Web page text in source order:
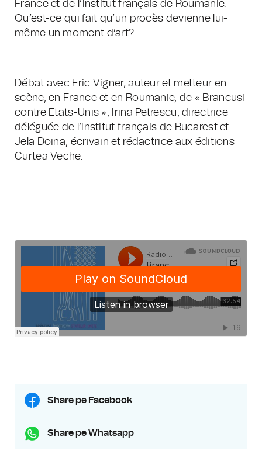
France et de l’Institut français de Roumanie.
Qu’est-ce qui fait qu’un procès devienne lui-
même un moment d’art?
Débat avec Eric Vigner, auteur et metteur en
scène, en France et en Roumanie, de « Brancusi
contre Etats-Unis », Irina Petrescu, directrice
déléguée de l’Institut français de Bucarest et
Jela Doina, écrivain et rédactrice aux éditions
Curtea Veche.
Share pe Facebook
Share pe Whatsapp